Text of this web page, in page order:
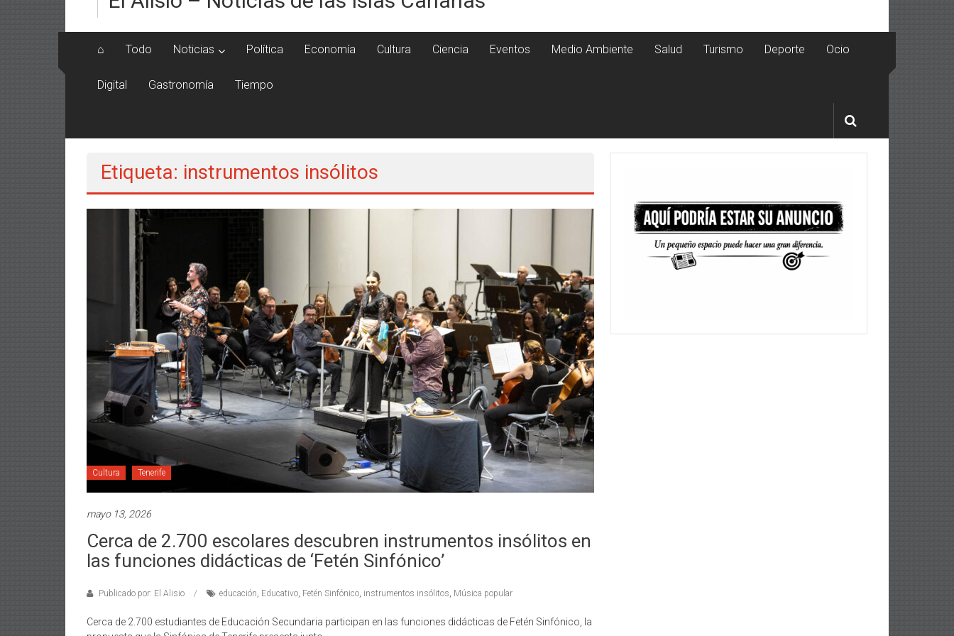
⌂ Todo Noticias Política Economía Cultura Ciencia Eventos Medio Ambiente Salud Turismo Deporte Ocio
Digital Gastronomía Tiempo
Etiqueta: instrumentos insólitos
Cultura Tenerife
mayo 13, 2026
Cerca de 2.700 escolares descubren instrumentos insólitos en
las funciones didácticas de ‘Fetén Sinfónico’
Publicado por: El Alisio educación, Educativo, Fetén Sinfónico, instrumentos insólitos, Música popular
Cerca de 2.700 estudiantes de Educación Secundaria participan en las funciones didácticas de Fetén Sinfónico, la